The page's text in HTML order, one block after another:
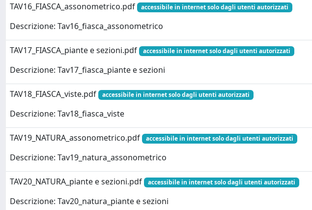
TAV16_FIASCA_assonometrico.pdf accessibile in internet solo dagli utenti autorizzati
Descrizione: Tav16_fiasca_assonometrico
TAV17_FIASCA_piante e sezioni.pdf accessibile in internet solo dagli utenti autorizzati
Descrizione: Tav17_fiasca_piante e sezioni
TAV18_FIASCA_viste.pdf accessibile in internet solo dagli utenti autorizzati
Descrizione: Tav18_fiasca_viste
TAV19_NATURA_assonometrico.pdf accessibile in internet solo dagli utenti autorizzati
Descrizione: Tav19_natura_assonometrico
TAV20_NATURA_piante e sezioni.pdf accessibile in internet solo dagli utenti autorizzati
Descrizione: Tav20_natura_piante e sezioni